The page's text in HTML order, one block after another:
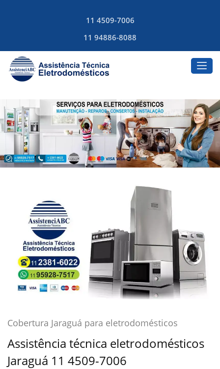
11 4509-7006
11 94886-8088
Cobertura Jaraguá para eletrodomésticos
Assistência técnica eletrodomésticos
Jaraguá 11 4509-7006